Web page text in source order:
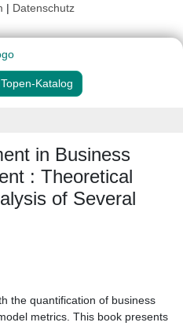
| Datenschutz
Katalog
in Business
: Theoretical
of Several
the quantification of business
metrics. This book presents